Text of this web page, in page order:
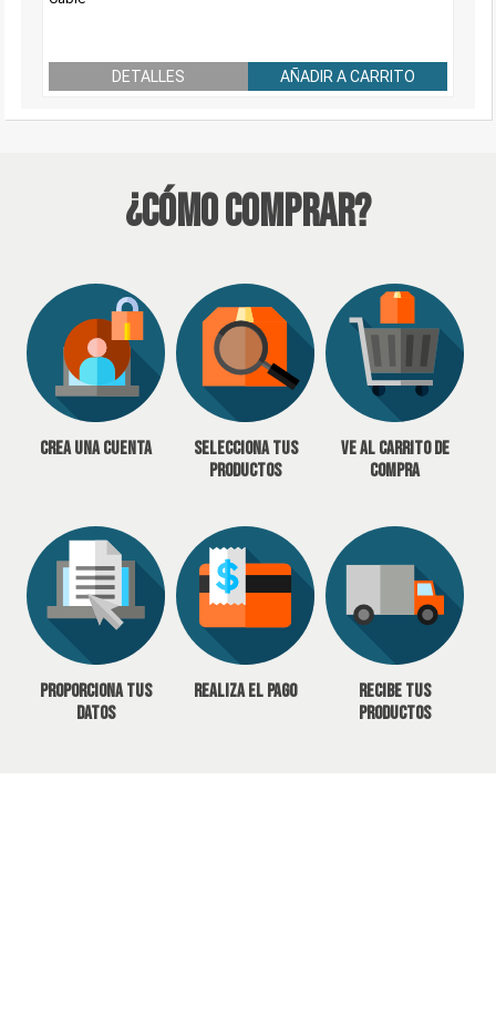
DETALLES AÑADIR A CARRITO
¿Cómo Comprar?
Crea una cuenta
Selecciona tus
productos
Ve al carrito de
compra
Proporciona tus
datos
Realiza el pago
Recibe tus
productos